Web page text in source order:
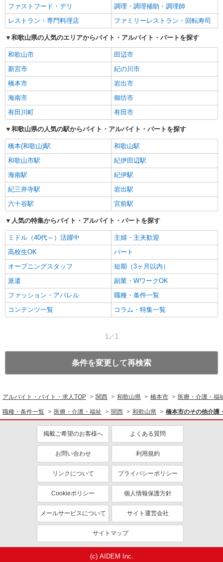
ファストフード・デリ
調理・調理補助・調理師
レストラン・専門料理店
ファミリーレストラン・回転寿司
和歌山県の人気のエリアからバイト・アルバイト・パートを探す
和歌山市
田辺市
新宮市
紀の川市
橋本市
岩出市
海南市
御坊市
有田川町
有田市
和歌山県の人気の駅からバイト・アルバイト・パートを探す
橋本(和歌山)駅
和歌山駅
和歌山市駅
紀伊田辺駅
海南駅
紀伊駅
紀三井寺駅
岩出駅
六十谷駅
宮前駅
人気の特集からバイト・アルバイト・パートを探す
ミドル（40代～）活躍中
主婦・主夫歓迎
高校生OK
パート
オープニングスタッフ
短期（3ヶ月以内）
派遣
副業・WワークOK
ファッション・アパレル
職種・条件一覧
コンテンツ一覧
コラム・特集一覧
1／1
条件を変更して再検索
アルバイト・バイト・求人TOP 関西 和歌山県 橋本市 医療・介護・福
職種・条件一覧 医療・介護・福祉 関西 和歌山県 橋本市のその他介護
掲載ご希望のお客様へ よくある質問
お問い合わせ 利用規約
リンクについて プライバシーポリシー
Cookieポリシー 個人情報保護方針
メールサービスについて サイト運営会社
サイトマップ
(c) AIDEM Inc.